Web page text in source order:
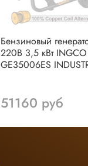
Бензиновый
220В 3,5 кВт INGCO
GE35006ES
51160 руб